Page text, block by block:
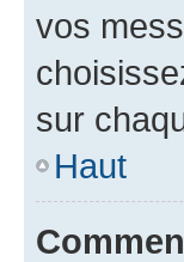
vos
sur
Haut